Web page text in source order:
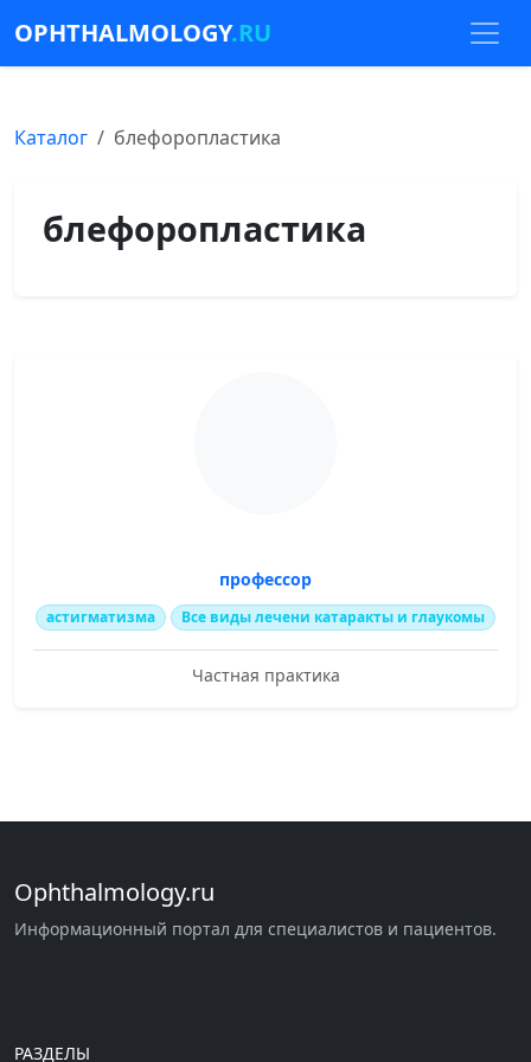
OPHTHALMOLOGY.RU
Каталог блефоропластика
блефоропластика
профессор
астигматизма Все виды лечени катаракты и глаукомы
Частная практика
Ophthalmology.ru
Информационный портал для специалистов и пациентов.
РАЗДЕЛЫ